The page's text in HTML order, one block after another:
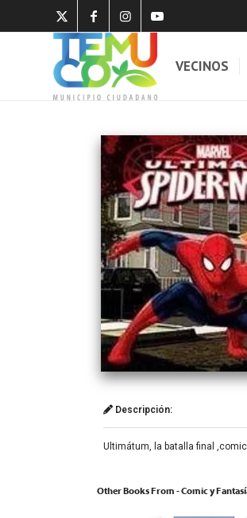
VECINOS
Descripción:
Ultimátum, la batalla final
Other Books From - Comic y